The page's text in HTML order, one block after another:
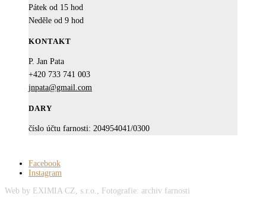
Pátek od 15 hod
Neděle od 9 hod
KONTAKT
P. Jan Pata
+420 733 741 003
jnpata@gmail.com
DARY
číslo účtu farnosti: 204954041/0300
Facebook
Instagram
Web by EXIMIA CZ, s.r.o., Fotografie: archiv farnosti